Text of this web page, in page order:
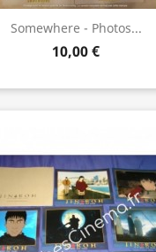
Somewhere - Photos...
10,00 €